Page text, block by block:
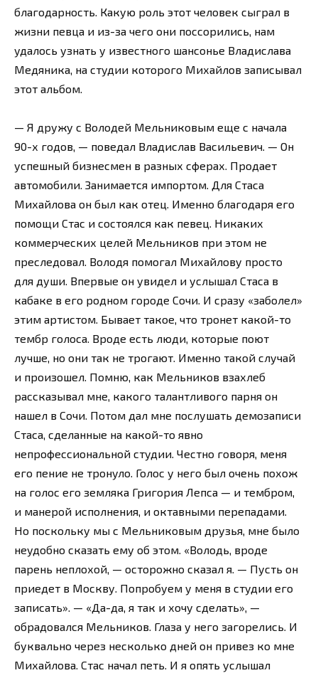
благодарность. Какую роль этот человек сыграл в
жизни певца и из-за чего они поссорились, нам
удалось узнать у известного шансонье Владислава
Медяника, на студии которого Михайлов записывал
этот альбом.
— Я дружу с Володей Мельниковым еще с начала
90-х годов, — поведал Владислав Васильевич. — Он
успешный бизнесмен в разных сферах. Продает
автомобили. Занимается импортом. Для Стаса
Михайлова он был как отец. Именно благодаря его
помощи Стас и состоялся как певец. Никаких
коммерческих целей Мельников при этом не
преследовал. Володя помогал Михайлову просто
для души. Впервые он увидел и услышал Стаса в
кабаке в его родном городе Сочи. И сразу «заболел»
этим артистом. Бывает такое, что тронет какой-то
тембр голоса. Вроде есть люди, которые поют
лучше, но они так не трогают. Именно такой случай
и произошел. Помню, как Мельников взахлеб
рассказывал мне, какого талантливого парня он
нашел в Сочи. Потом дал мне послушать демозаписи
Стаса, сделанные на какой-то явно
непрофессиональной студии. Честно говоря, меня
его пение не тронуло. Голос у него был очень похож
на голос его земляка Григория Лепса — и тембром,
и манерой исполнения, и октавными перепадами.
Но поскольку мы с Мельниковым друзья, мне было
неудобно сказать ему об этом. «Володь, вроде
парень неплохой, — осторожно сказал я. — Пусть он
приедет в Москву. Попробуем у меня в студии его
записать». — «Да-да, я так и хочу сделать», —
обрадовался Мельников. Глаза у него загорелись. И
буквально через несколько дней он привез ко мне
Михайлова. Стас начал петь. И я опять услышал